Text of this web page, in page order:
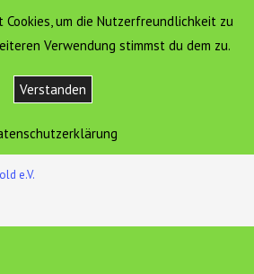
MENÜ
Sonnengold
e.V.
um die Nutzerfreundlichkeit zu
Verwendung stimmst du dem zu.
Verstanden